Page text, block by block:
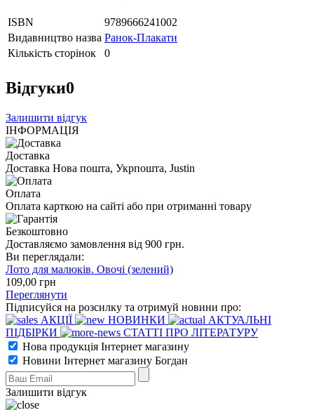
ISBN
9789666241002
Видавництво назва Ранок-Плакати
Кількість сторінок
0
Відгуки0
Залишити відгук
ІНФОРМАЦІЯ
Доставка
Доставка Нова пошта, Укрпошта, Justin
Оплата
Оплата карткою на сайті або при отриманні товару
Безкоштовно
Доставляємо замовлення від 900 грн.
Ви переглядали:
Лото для малюків. Овочі (зелений)
109,00 грн
Переглянути
Підписуйся на розсилку та отримуй новини про:
АКЦІЇ
НОВИНКИ
АКТУАЛЬНІ
ПІДБІРКИ
СТАТТІ ПРО ЛІТЕРАТУРУ
Нова продукція Інтернет магазину
Новини Інтернет магазину Богдан
Залишити відгук